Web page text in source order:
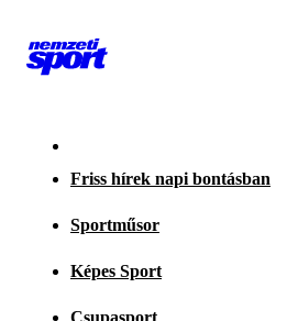
Friss hírek napi bontásban
Sportműsor
Képes Sport
Csupasport